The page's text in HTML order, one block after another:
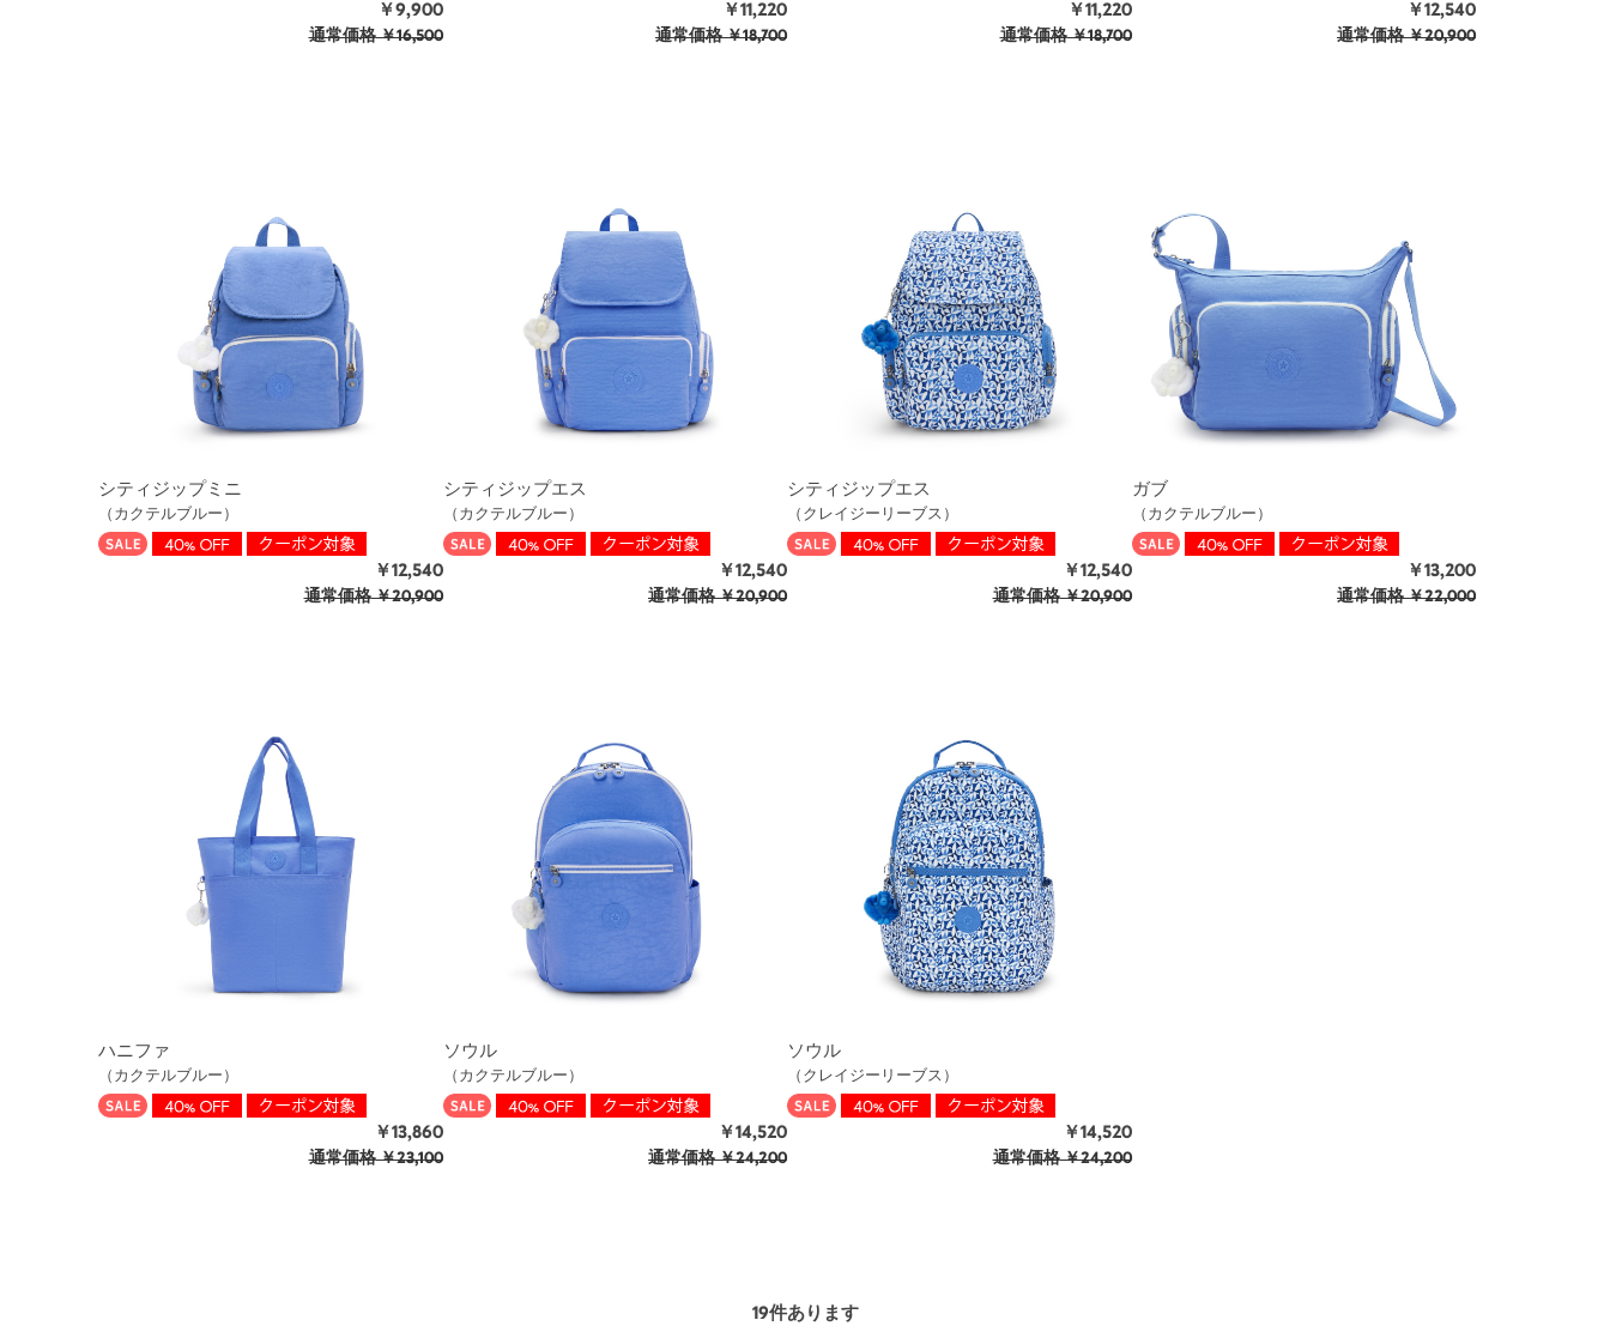
￥9,900
通常価格￥16,500
￥11,220
通常価格￥18,700
￥11,220
通常価格￥18,700
￥12,540
通常価格￥20,900
シティジップミニ
（カクテルブルー）
￥12,540
通常価格￥20,900
シティジップエス
（カクテルブルー）
￥12,540
通常価格￥20,900
シティジップエス
（クレイジーリーブス）
￥12,540
通常価格￥20,900
ガブ
（カクテルブルー）
￥13,200
通常価格￥22,000
ハニファ
（カクテルブルー）
￥13,860
通常価格￥23,100
ソウル
（カクテルブルー）
￥14,520
通常価格￥24,200
ソウル
（クレイジーリーブス）
￥14,520
通常価格￥24,200
19件あります